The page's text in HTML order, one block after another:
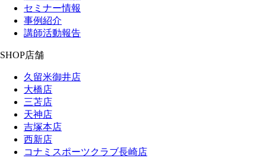
セミナー情報
事例紹介
講師活動報告
SHOP店舗
久留米御井店
大橋店
三苫店
天神店
吉塚本店
西新店
コナミスポーツクラブ長崎店